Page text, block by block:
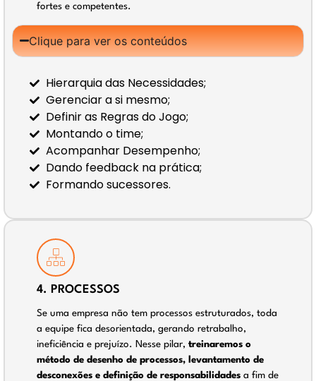
fortes e competentes.
Clique para ver os conteúdos
Hierarquia das Necessidades;
Gerenciar a si mesmo;
Definir as Regras do Jogo;
Montando o time;
Acompanhar Desempenho;
Dando feedback na prática;
Formando sucessores.
4. PROCESSOS
Se uma empresa não tem processos estruturados, toda
a equipe fica desorientada, gerando retrabalho,
ineficiência e prejuízo. Nesse pilar, treinaremos o
método de desenho de processos, levantamento de
desconexões e definição de responsabilidades a fim de